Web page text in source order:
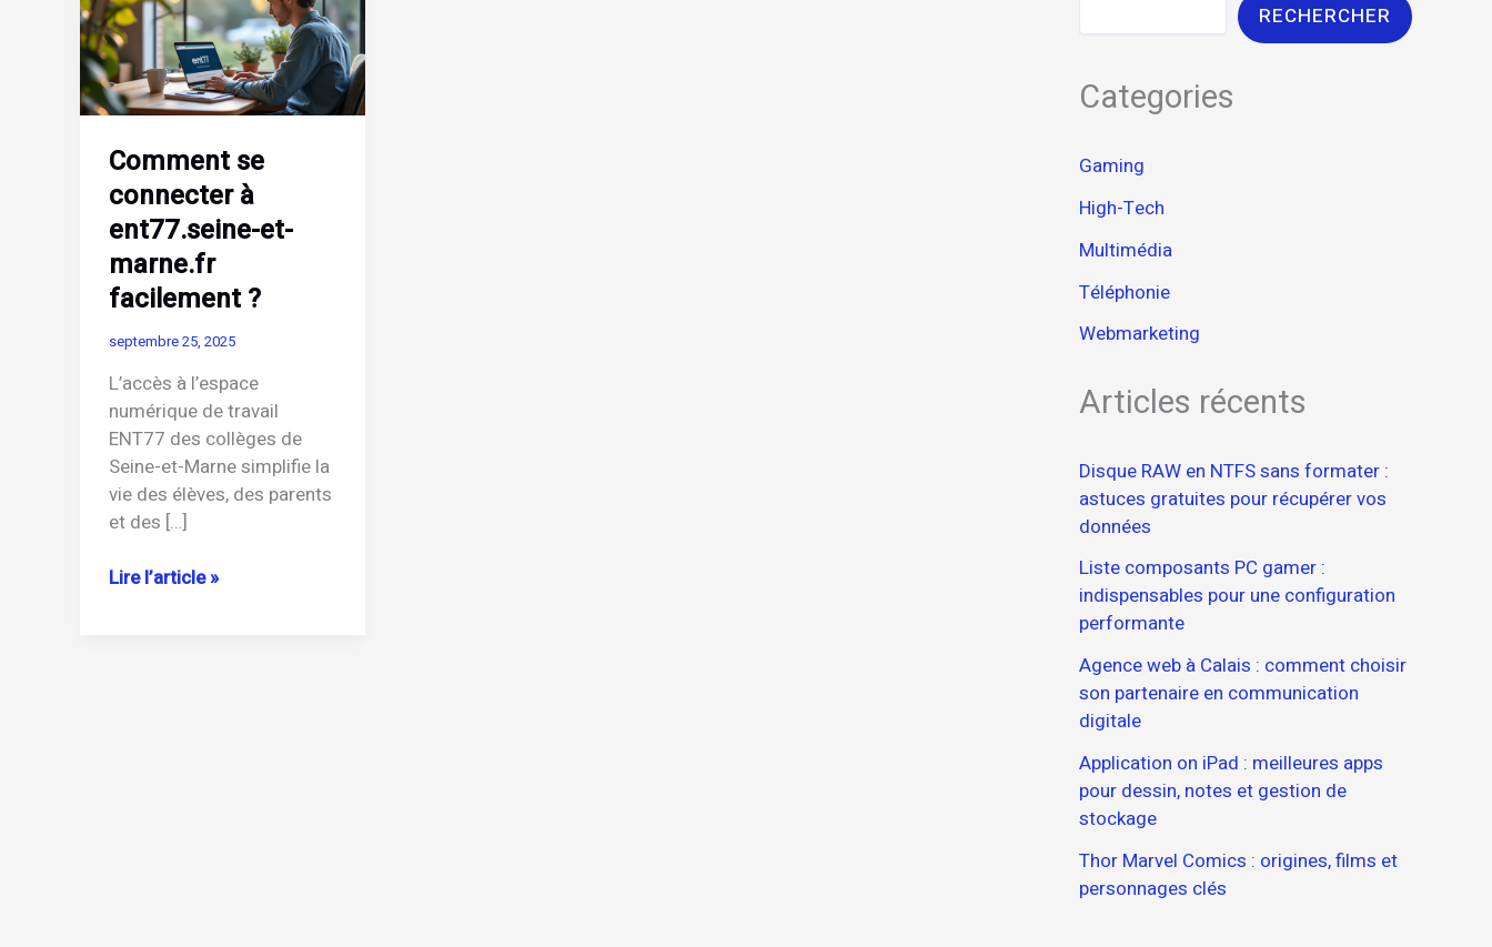
Comment se
connecter à
ent77.seine-et-
marne.fr
facilement ?
septembre 25, 2025
L’accès à l’espace
numérique de travail
ENT77 des collèges de
Seine-et-Marne simplifie la
vie des élèves, des parents
et des […]
Comment
Lire l’article »
RECHERCHER
Categories
Gaming
High-Tech
Multimédia
Téléphonie
Webmarketing
Articles récents
Disque RAW en NTFS sans formater :
astuces gratuites pour récupérer vos
données
Liste composants PC gamer :
indispensables pour une configuration
performante
Agence web à Calais : comment choisir
son partenaire en communication
digitale
Application on iPad : meilleures apps
pour dessin, notes et gestion de
stockage
Thor Marvel Comics : origines, films et
personnages clés